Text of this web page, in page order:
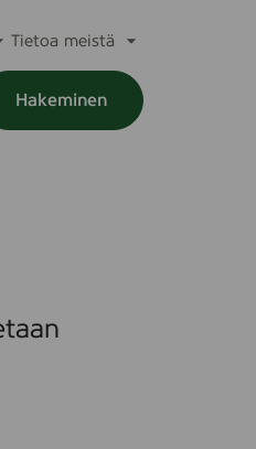
Tietoa meistä
alavalikko
Hakeminen